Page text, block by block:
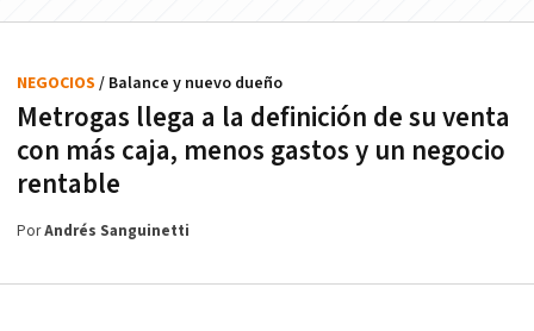
Metrogas llega a la definición de su venta
con más caja, menos gastos y un negocio
rentable
NEGOCIOS / Balance y nuevo dueño
PorAndrés Sanguinetti